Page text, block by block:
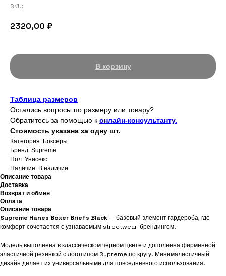
SKU:
2320,00 ₽
В корзину
Таблица размеров
Остались вопросы по размеру или товару?
Обратитесь за помощью к онлайн-консультанту.
Стоимость указана за одну шт.
Категория: Боксеры
Бренд: Supreme
Пол: Унисекс
Наличие: В наличии
Описание товара
Доставка
Возврат и обмен
Оплата
Описание товара
Supreme Hanes Boxer Briefs Black — базовый элемент гардероба, где
комфорт сочетается с узнаваемым streetwear-брендингом.
Модель выполнена в классическом чёрном цвете и дополнена фирменной
эластичной резинкой с логотипом Supreme по кругу. Минималистичный
дизайн делает их универсальными для повседневного использования.